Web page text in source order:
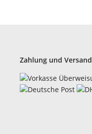
Zahlung und Versand